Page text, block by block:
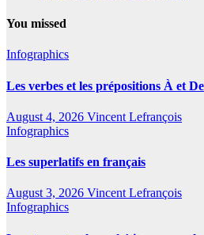
You missed
Infographics
Les verbes et les prépositions À et
August 4, 2026 Vincent Lefrançois
Infographics
Les superlatifs en français
August 3, 2026 Vincent Lefrançois
Infographics